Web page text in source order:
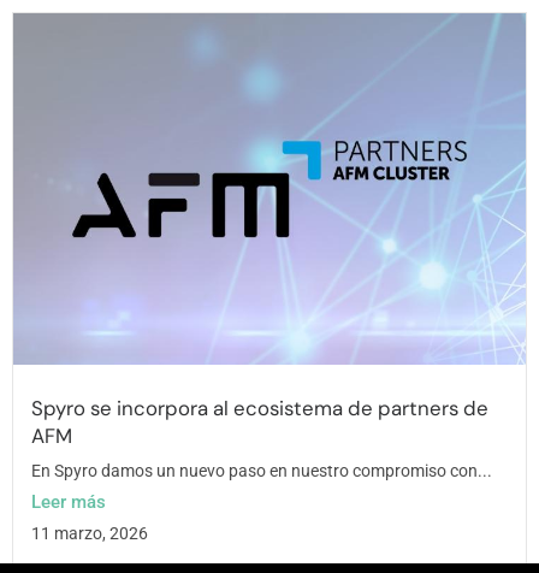
Spyro se incorpora al ecosistema de partners de
AFM
En Spyro damos un nuevo paso en nuestro compromiso con...
Leer más
11 marzo, 2026